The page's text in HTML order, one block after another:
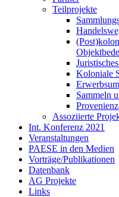
Teilprojekte
Koloniale
Sammeln
Assoziierte
Int. Konferenz 2021
Veranstaltungen
PAESE in den Medien
Vorträge/Publikationen
Datenbank
AG Projekte
Links